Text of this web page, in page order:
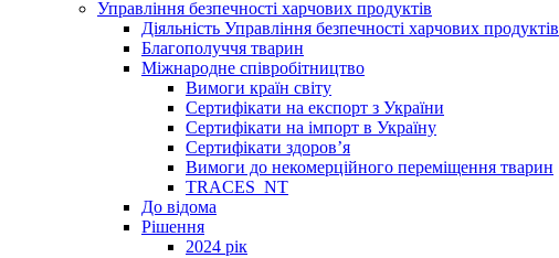
Управління безпечності харчових продуктів
Діяльність Управління безпечності харчових продуктів
Благополуччя тварин
Міжнародне співробітництво
Вимоги країн світу
Сертифікати на експорт з України
Сертифікати на імпорт в Україну
Сертифікати здоров’я
Вимоги до некомерційного переміщення тварин
TRACES_NT
До відома
Рішення
2024 рік